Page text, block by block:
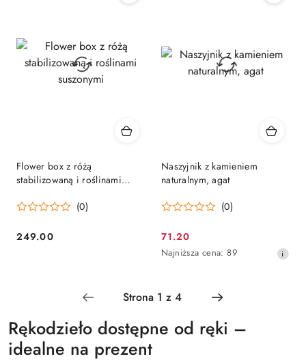
obniżką
Flower box z różą
stabilizowaną i roślinami
(0)
Cena:
249.00
Naszyjnik z kamieniem
naturalnym, agat
(0)
Cena
promocyjna:
71.20
Najniższa
dni
obniżką
Najniższa cena: 89
Rękodzieło dostępne od ręki –
idealne na prezent